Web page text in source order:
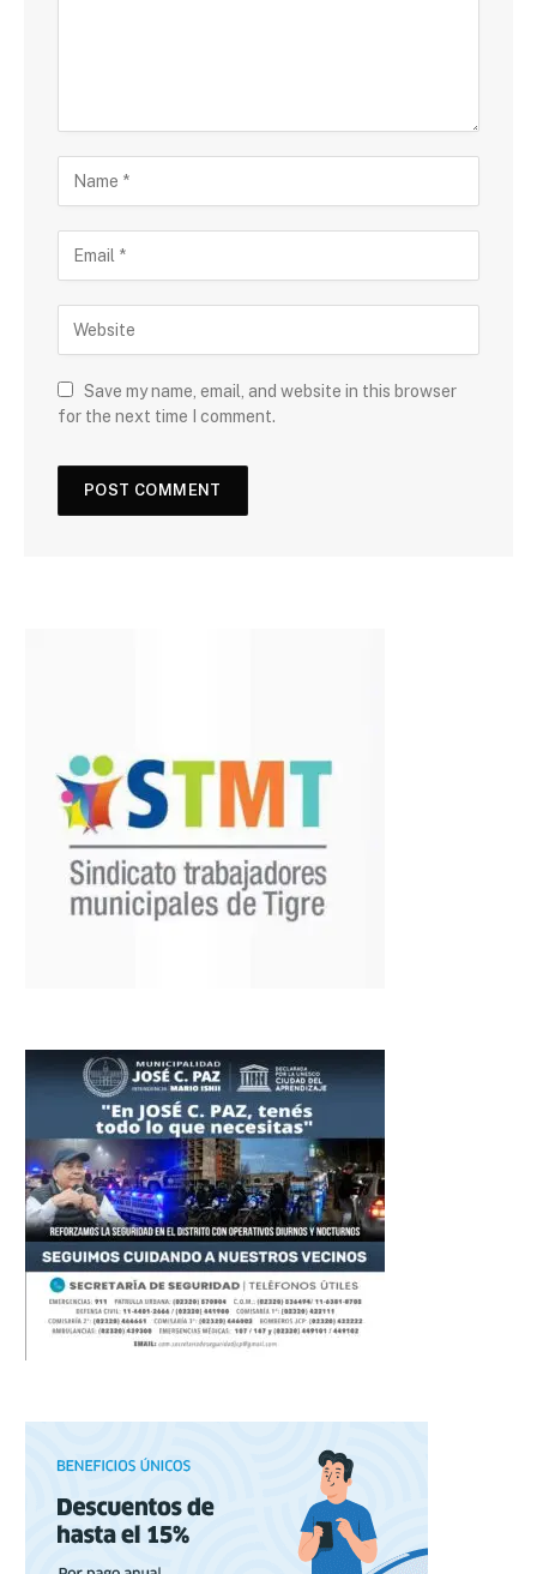
Save my name, email, and website in this browser
for the next time I comment.